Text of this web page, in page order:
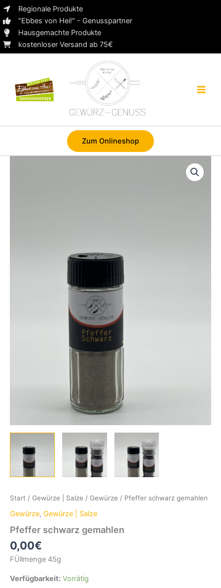
Zum
Inhalt
springen
Regionale Produkte
"Ebbes von Hei!" - Genusspartner
Hausgemachte Produkte
kostenloser Versand ab 75€
Zum Onlineshop
Start / Gewürze | Salze / Gewürze / Pfeffer schwarz gemahlen
Gewürze, Gewürze | Salze
Pfeffer schwarz gemahlen
0,00€
FÜllmenge 45g
Verfügbarkeit: Vorrätig